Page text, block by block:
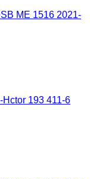
ME 1516 2021-
193 411-6